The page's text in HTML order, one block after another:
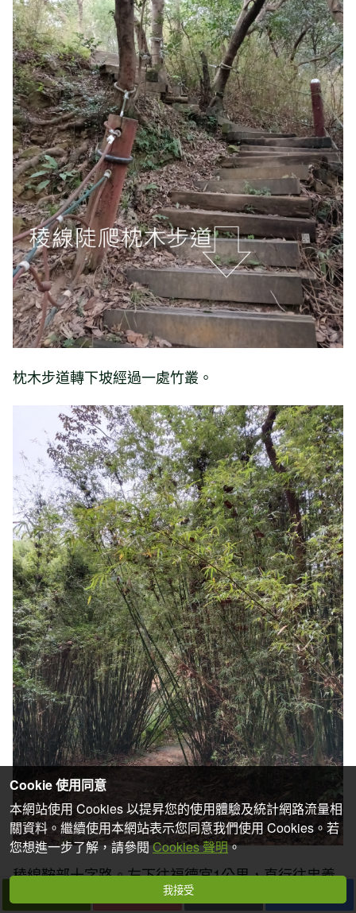
枕木步道轉下坡經過一處竹叢。
稜線鞍部十字路。左下往福德宮1公里，直行往忠義
宮750公尺，右下往三湖宮(三界公廟)。續直行。
Cookie 使用同意
本網站使用 Cookies 以提昇您的使用體驗及統計網路流量相
關資料。繼續使用本網站表示您同意我們使用 Cookies。若
您想進一步了解，請參閱Cookies 聲明。
我接受